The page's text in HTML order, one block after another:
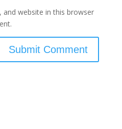
and website in this browser